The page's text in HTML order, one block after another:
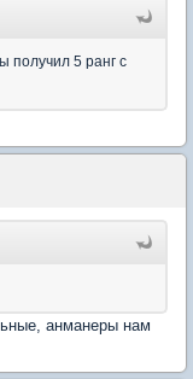
получил 5 ранг с
анманеры нам